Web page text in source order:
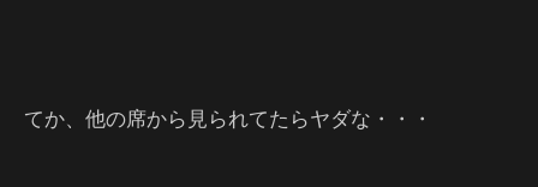
てか、他の席から見られてたらヤダな・・・